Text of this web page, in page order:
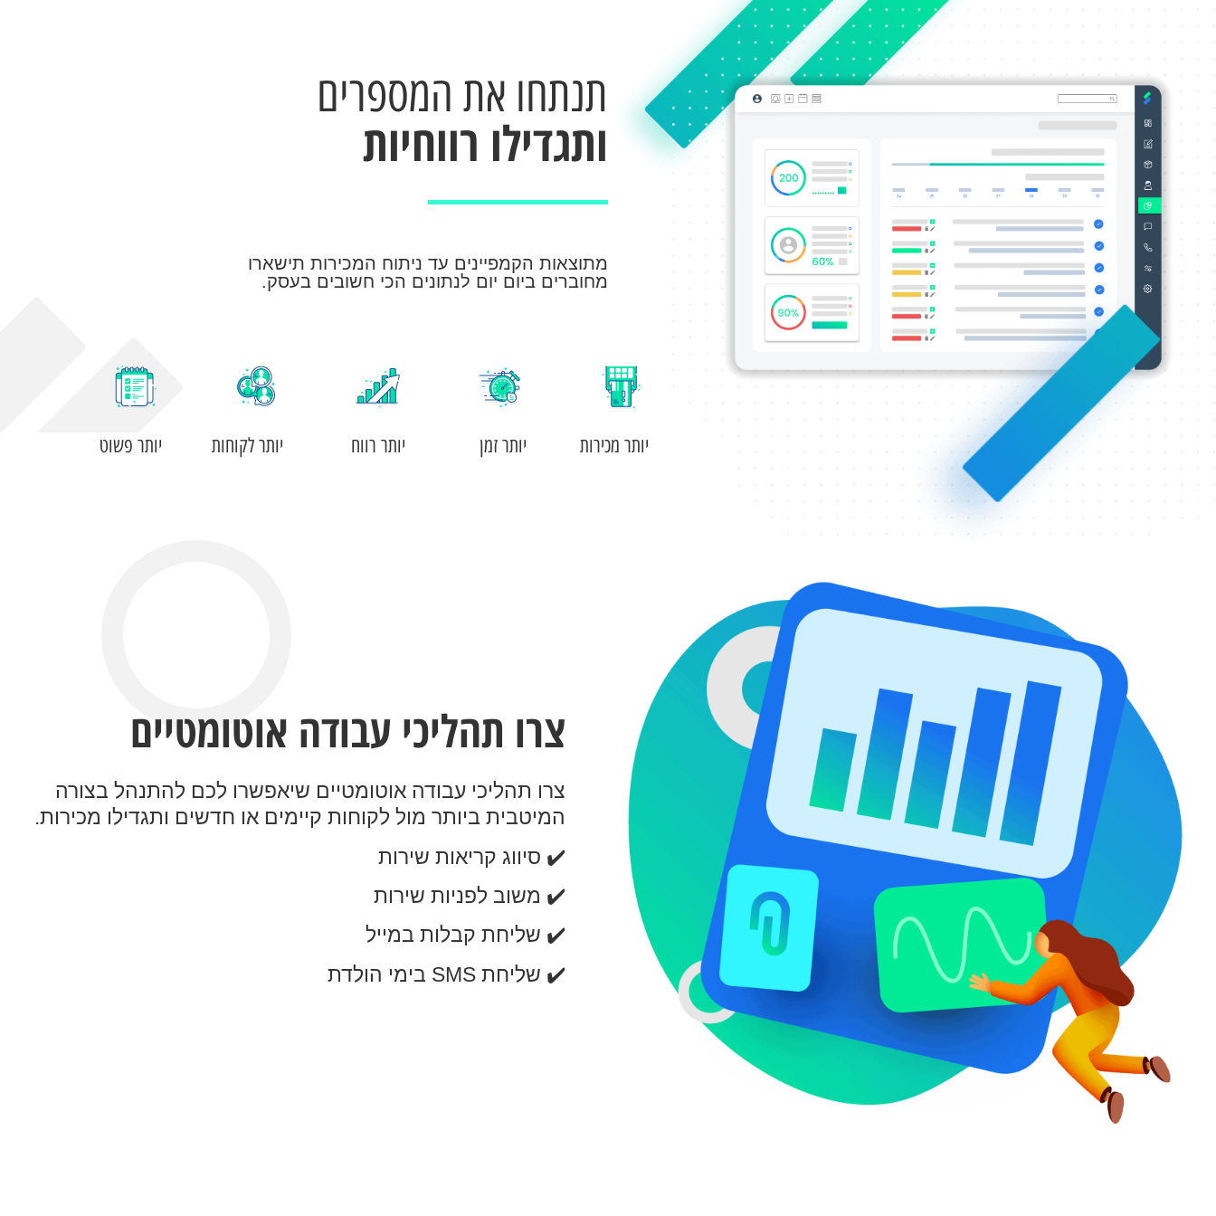
תנתחו את המספרים
ותגדילו רווחיות
מתוצאות הקמפיינים עד ניתוח המכירות תישארו
מחוברים ביום יום לנתונים הכי חשובים בעסק.
יותר מכירות יותר זמן יותר רווח יותר לקוחות יותר פשוט
צרו תהליכי עבודה אוטומטיים
צרו תהליכי עבודה אוטומטיים שיאפשרו לכם להתנהל בצורה
המיטבית ביותר מול לקוחות קיימים או חדשים ותגדילו מכירות.
✔️ סיווג קריאות שירות
✔️ משוב לפניות שירות
✔️ שליחת קבלות במייל
✔️ שליחת SMS בימי הולדת